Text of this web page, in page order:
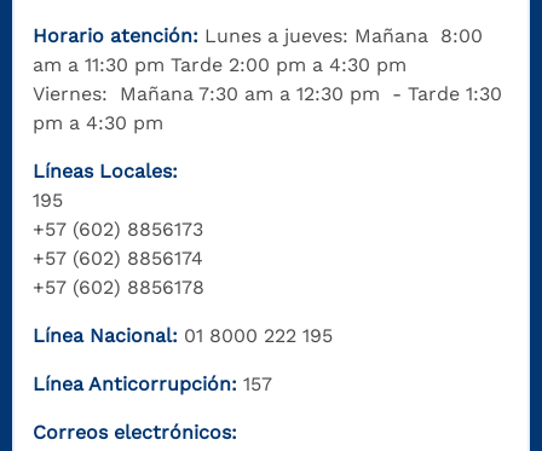
Horario atención: Lunes a jueves: Mañana 8:00
am a 11:30 pm Tarde 2:00 pm a 4:30 pm
Viernes: Mañana 7:30 am a 12:30 pm - Tarde 1:30
pm a 4:30 pm
Líneas Locales:
195
+57 (602) 8856173
+57 (602) 8856174
+57 (602) 8856178
Línea Nacional: 01 8000 222 195
Línea Anticorrupción: 157
Correos electrónicos: